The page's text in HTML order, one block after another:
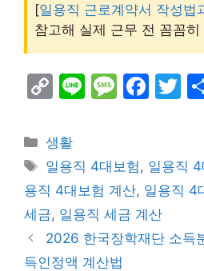
[일용직 근로계약서 작성법
참고해 실제 근무 전 꼼꼼
C
p
y
Li
n
k
Li M
s
a
g
e
F
e
b
o
o
T
Categories
생활
Tags
일용직 4대보험, 일용직
용직 4대보험 계산, 일용직 4
세금, 일용직 세금 계산
2026 한국장학재단 소득
득인정액 계산법